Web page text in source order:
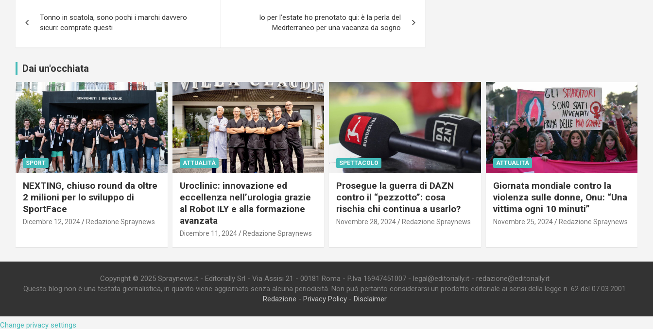
articoli
Tonno in scatola, sono pochi i marchi davvero
sicuri: comprate questi
Io per l’estate ho prenotato qui: è la perla del
Mediterraneo per una vacanza da sogno
Dai un'occhiata
SPORT
NEXTING, chiuso round da oltre
2 milioni per lo sviluppo di
SportFace
Dicembre 12, 2024 Redazione Spraynews
ATTUALITÀ
Uroclinic: innovazione ed
eccellenza nell’urologia grazie
al Robot ILY e alla formazione
avanzata
Dicembre 11, 2024 Redazione Spraynews
SPETTACOLO
Prosegue la guerra di DAZN
contro il “pezzotto”: cosa
rischia chi continua a usarlo?
Novembre 28, 2024 Redazione Spraynews
ATTUALITÀ
Giornata mondiale contro la
violenza sulle donne, Onu: “Una
vittima ogni 10 minuti”
Novembre 25, 2024 Redazione Spraynews
Copyright © 2025 Spraynews.it - Editorially Srl - Via Assisi 21 - 00181 Roma - P.Iva 16947451007 - legal@editorially.it - redazione@editorially.it
Questo blog non è una testata giornalistica, in quanto viene aggiornato senza alcuna periodicità. Non può pertanto considerarsi un prodotto editoriale ai sensi della legge n. 62 del 07.03.2001
Redazione - Privacy Policy- Disclaimer
Change privacy settings